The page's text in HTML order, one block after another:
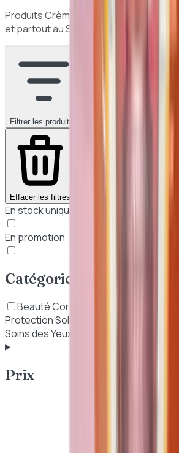
ProduitsCrèmes hydratantes
et partout au Sénégal. Paiement à la
Filtrer les produits
Effacer les filtres
En stock uniquement
En promotion
Catégories
Beauté Coréenne (K-Beauty)
Protection Solaire
Soins des Yeux
Prix